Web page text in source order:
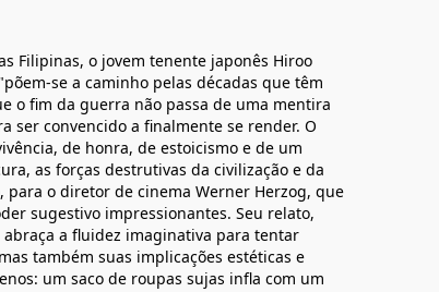
Filipinas, o jovem tenente japonês Hiroo
se a caminho pelas décadas que têm
o fim da guerra não passa de uma mentira
ser convencido a finalmente se render. O
de honra, de estoicismo e de um
as forças destrutivas da civilização e da
o diretor de cinema Werner Herzog, que
sugestivo impressionantes. Seu relato,
a fluidez imaginativa para tentar
também suas implicações estéticas e
um saco de roupas sujas infla com um